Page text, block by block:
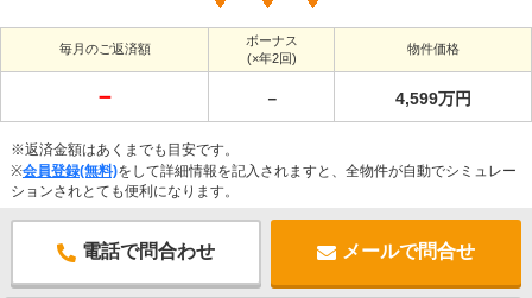
毎月のご返済額
ボーナス
(×年2回)
物件価格
－ － 4,599万円
※返済金額はあくまでも目安です。
※会員登録(無料)をして詳細情報を記入されますと、全物件が自動でシミュレー
ションされとても便利になります。
電話で問合わせ メールで問合せ